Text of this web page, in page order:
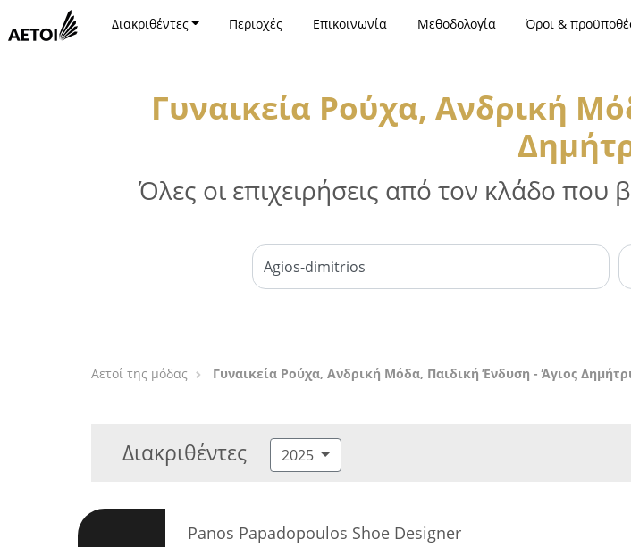
Διακριθέντες Περιοχές Επικοινωνία Μεθοδολογία Όροι &
Γυναικεία Ρούχα, Ανδρική
Όλες οι επιχειρήσεις από τον κλάδο που
Αετοί της μόδας Γυναικεία Ρούχα, Ανδρική Μόδα, Παιδική Ένδυση - Άγιος
Διακριθέντες 2025
Panos Papadopoulos Shoe Designer